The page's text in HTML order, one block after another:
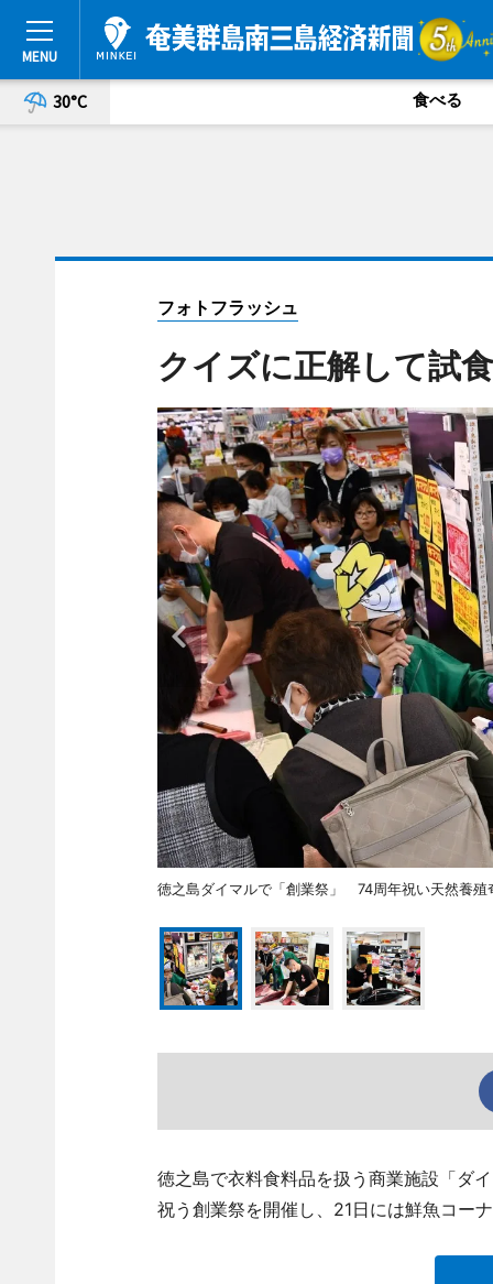
30°C 食べる
フォトフラッシュ
クイズに正解して試
徳之島ダイマルで「創業祭」 74周年祝い天然養殖
徳之島で衣料食料品を扱う商業施設「ダ
祝う創業祭を開催し、21日には鮮魚コー